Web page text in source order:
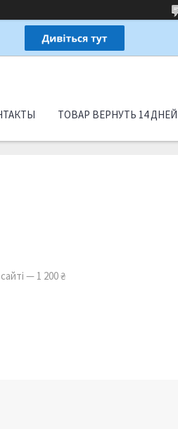
ТОВАР ВЕРНУТЬ 14 ДНЕЙ
— 1 200 ₴